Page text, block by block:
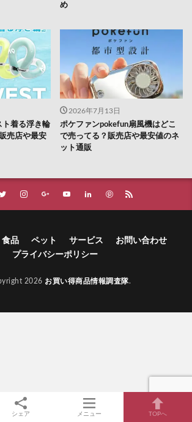
め
着る浮き輪
売店や最安
2026年7月13日
ポケファンpokefun扇風機はどこ
で売ってる？販売店や最安値のネ
ット通販
食品 ペット サービス
お問い合わせ
プライバシーポリシー
2026 お買い得商品情報調査隊.
シェア メニュー TOPへ